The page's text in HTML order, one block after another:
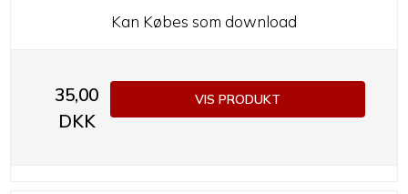
Kan Købes som download
35,00
DKK
VIS PRODUKT